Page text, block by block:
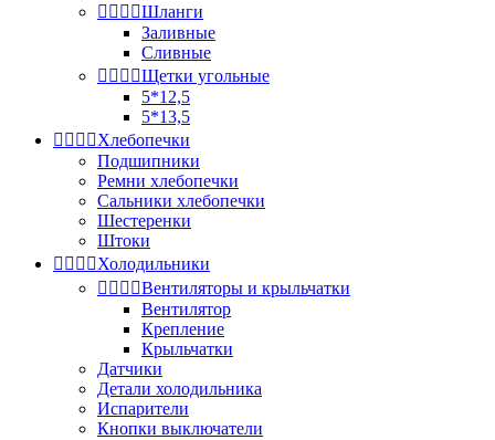
   Шланги
Заливные
Сливные
   Щетки угольные
5*12,5
5*13,5
   Хлебопечки
Подшипники
Ремни хлебопечки
Сальники хлебопечки
Шестеренки
Штоки
   Холодильники
   Вентиляторы и крыльчатки
Вентилятор
Крепление
Крыльчатки
Датчики
Детали холодильника
Испарители
Кнопки выключатели